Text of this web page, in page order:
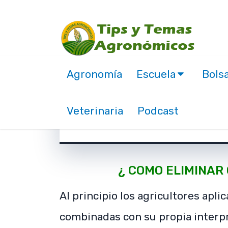
Agronomía Escuela
Veterinaria Podcast
febrero 12, 2021
¿ COMO ELIMINAR
Al principio los agricultores
combinadas con su propia